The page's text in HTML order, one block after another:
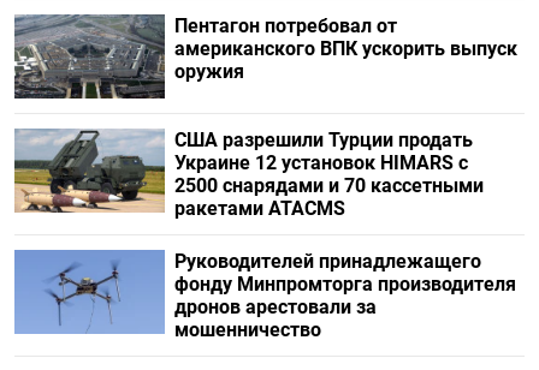
Пентагон потребовал от
американского ВПК ускорить выпуск
оружия
США разрешили Турции продать
Украине 12 установок HIMARS с
2500 снарядами и 70 кассетными
ракетами ATACMS
Руководителей принадлежащего
фонду Минпромторга производителя
дронов арестовали за
мошенничество